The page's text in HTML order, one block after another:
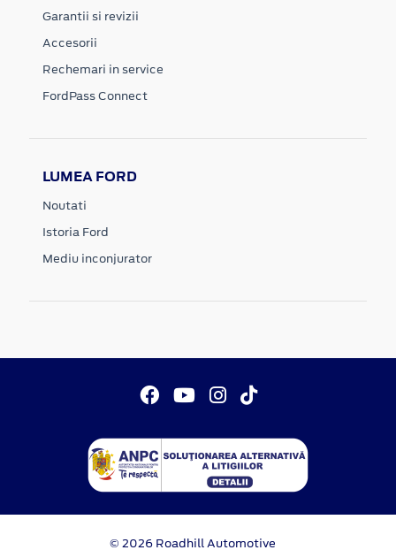
Garantii si revizii
Accesorii
Rechemari in service
FordPass Connect
LUMEA FORD
Noutati
Istoria Ford
Mediu inconjurator
© 2026 Roadhill Automotive